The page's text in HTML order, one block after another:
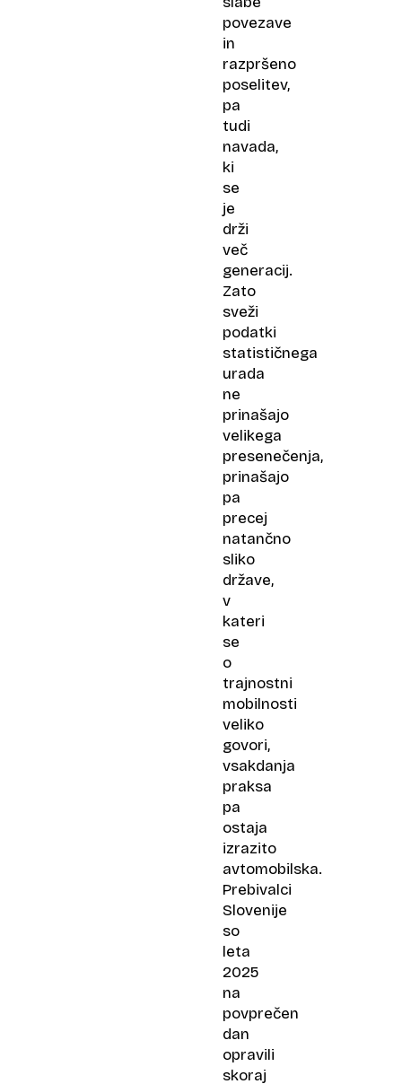
povezave
in
razpršeno
poselitev,
pa
tudi
navada,
ki
se
je
drži
več
generacij.
Zato
sveži
podatki
statističnega
urada
ne
prinašajo
velikega
presenečenja,
prinašajo
pa
precej
natančno
sliko
države,
v
kateri
se
o
trajnostni
mobilnosti
veliko
govori,
vsakdanja
praksa
pa
ostaja
izrazito
avtomobilska.
Prebivalci
Slovenije
so
leta
2025
na
povprečen
dan
opravili
skoraj